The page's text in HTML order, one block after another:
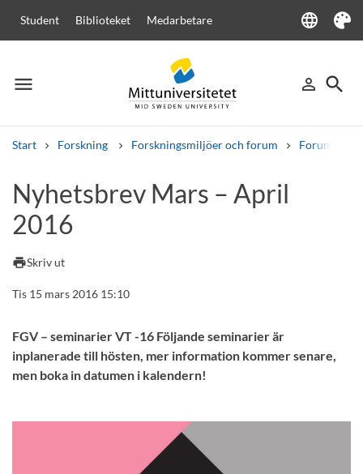
Student Biblioteket Medarbetare language
Language
Tema
menu
Meny person_outline
Logga in
search
Sök
Start Forskning Forskningsmiljöer och forum Forum för
Andra söktjänster
Kurser och program
Nyhetsbrev Mars – April
2016
printSkriv ut
Tis 15 mars 2016 15:10
FGV – seminarier VT -16 Följande seminarier är
inplanerade till hösten, mer information kommer senare,
men boka in datumen i kalendern!